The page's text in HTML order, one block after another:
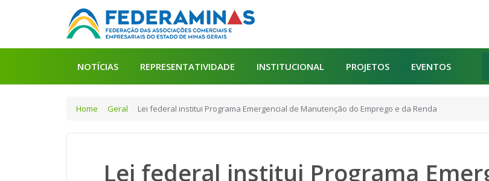
NOTÍCIAS REPRESENTATIVIDADE INSTITUCIONAL PROJETOS EVENTOS
Home Geral Lei federal institui Programa Emergencial de Manutenção do Emprego e da Renda
Lei federal institui Programa